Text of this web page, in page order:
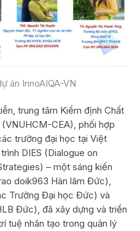
án InnoAIQA-VN
trung tâm Kiểm định Chất
CEA), phối hợp
trường đại học tại Việt
DIES (Dialogue on
– một sáng kiến
doik963 Hàn lâm Đức),
Trường Đại học Đức) và
Đức), đã xây dựng và triển
tuệ nhân tạo trong quản lý